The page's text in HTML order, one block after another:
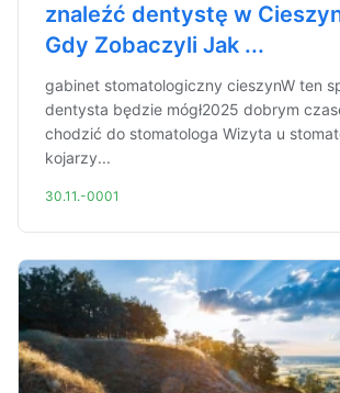
znaleźć dentystę w
Gdy Zobaczyli Jak ...
gabinet stomatologiczny cieszynW ten
dentysta będzie mógł2025 dobrym
chodzić do stomatologa Wizyta u
kojarzy...
30.11.-0001